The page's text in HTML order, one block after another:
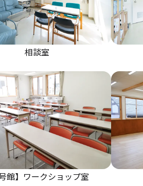
相談室
館】ワークショップ室